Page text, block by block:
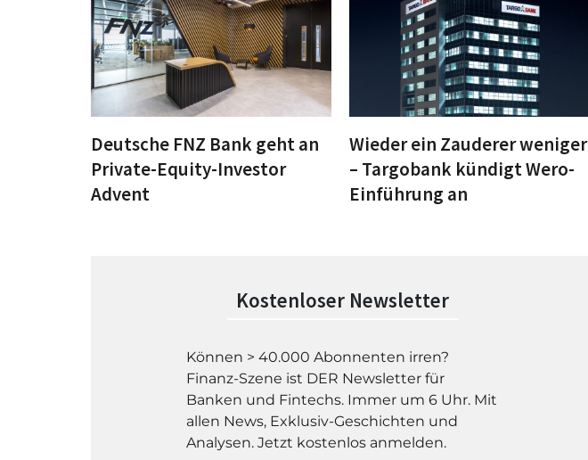
Deutsche FNZ Bank geht an
Private-Equity-Investor
Advent
Wieder ein Zauderer weniger
– Targobank kündigt Wero-
Einführung an
Kostenloser Newsletter
Können > 40.000 Abonnenten irren?
Finanz-Szene ist DER Newsletter für
Banken und Fintechs. Immer um 6 Uhr. Mit
allen News, Exklusiv-Geschichten und
Analysen. Jetzt kostenlos anmelden.